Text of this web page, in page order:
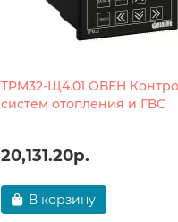
ТРМ32-Щ4.01 ОВЕН
систем отопления и ГВС
20,131.20р.
В корзину